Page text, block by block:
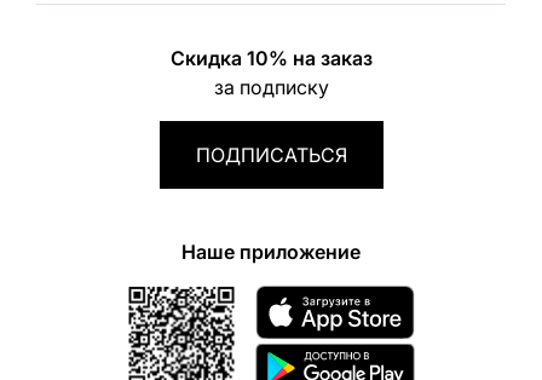
Скидка 10% на заказ
за подписку
ПОДПИСАТЬСЯ
Наше приложение